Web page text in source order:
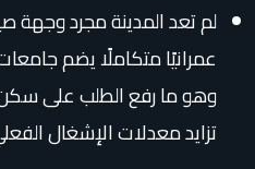
لم تعد المدينة مجرد وجهة
عمرانيًا متكاملًا يضم
وهو ما رفع الطلب على
تزايد معدلات الإشغال